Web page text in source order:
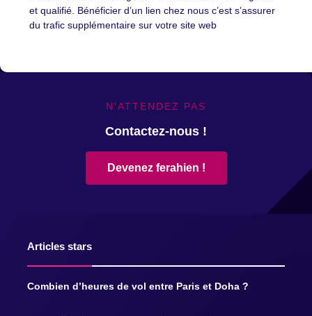
et qualifié. Bénéficier d’un lien chez nous c’est s’assurer
du trafic supplémentaire sur votre site web
N'ATTENDEZ PAS
Contactez-nous !
Devenez ferahien !
Articles stars
Combien d’heures de vol entre Paris et Doha ?